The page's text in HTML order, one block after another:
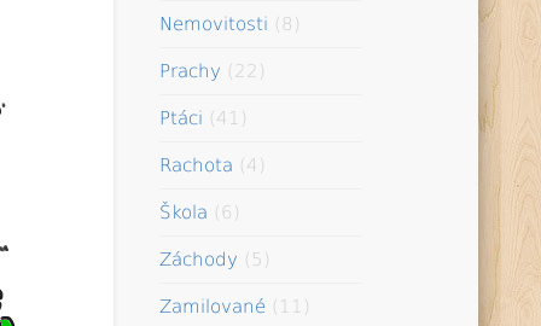
Nemovitosti (8)
Prachy (22)
Ptáci (41)
Rachota (4)
Škola (6)
Záchody (5)
Zamilované (11)